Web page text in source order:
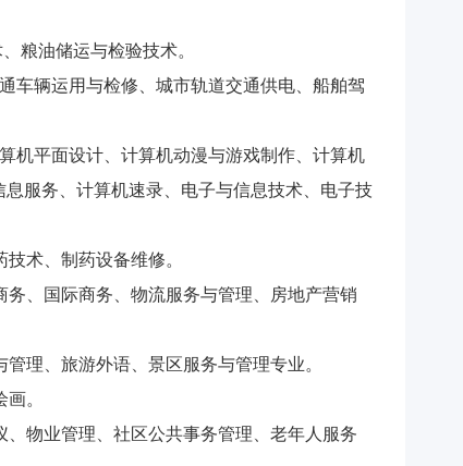
粮油储运与检验技术。
车辆运用与检修、城市轨道交通供电、船舶驾
机平面设计、计算机动漫与游戏制作、计算机
服务、计算机速录、电子与信息技术、电子技
术、制药设备维修。
、国际商务、物流服务与管理、房地产营销
理、旅游外语、景区服务与管理专业。
。
物业管理、社区公共事务管理、老年人服务